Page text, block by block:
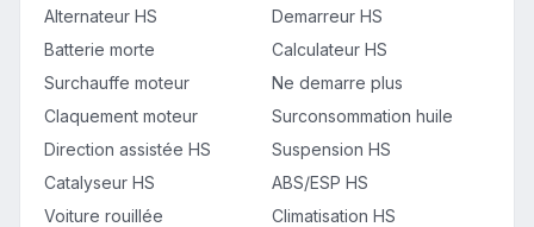
Alternateur HS
Demarreur HS
Batterie morte
Calculateur HS
Surchauffe moteur
Ne demarre plus
Claquement moteur
Surconsommation huile
Direction assistée HS
Suspension HS
Catalyseur HS
ABS/ESP HS
Voiture rouillée
Climatisation HS